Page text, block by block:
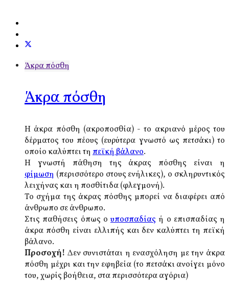
Άκρα πόσθη
Άκρα πόσθη
Η άκρα πόσθη (ακροποσθία) - το ακριανό μέρος του
δέρματος του πέους (ευρύτερα γνωστό ως πετσάκι) το
οποίο καλύπτει τη πεϊκή βάλανο.
Η γνωστή πάθηση της άκρας πόσθης είναι η
φίμωση (περισσότερο στους ενήλικες), ο σκληρυντικός
λειχήνας και η ποσθίτιδα (φλεγμονή).
Το σχήμα της άκρας πόσθης μπορεί να διαφέρει από
άνθρωπο σε άνθρωπο.
Στις παθήσεις όπως ο υποσπαδίας ή ο επισπαδίας η
άκρα πόσθη είναι ελλιπής και δεν καλύπτει τη πεϊκή
βάλανο.
Προσοχή! Δεν συνιστάται η ενασχόληση με την άκρα
πόσθη μέχρι και την εφηβεία (το πετσάκι ανοίγει μόνο
του, χωρίς βοήθεια, στα περισσότερα αγόρια)